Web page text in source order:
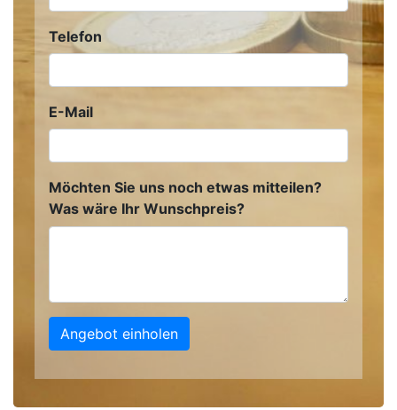
Telefon
E-Mail
Möchten Sie uns noch etwas mitteilen?
Was wäre Ihr Wunschpreis?
Angebot einholen